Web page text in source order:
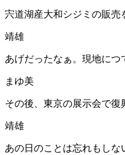
宍道湖産大和シジミの販売
靖雄
あげだったなぁ。現地につ
まゆ美
その後、東京の展示会で復
靖雄
あの日のことは忘れもし